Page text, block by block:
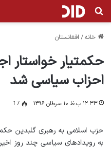
جستجو برای
خانه/ افغانستان
حکمتیار خواستار
احزاب سیاسی شد
۱۲:۳۳ ب.ظ ۱۰ سرطان ۱۳۹۶ 17
حزب اسلامی به رهبری گلبدین
به رویدادهای سیاسی چند روز